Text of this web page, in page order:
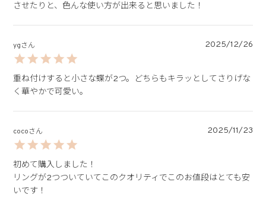
させたりと、色んな使い方が出来ると思いました！
yg 2025/12/26
重ね付けすると小さな蝶が2つ。どちらもキラッとしてさりげな
く華やかで可愛い。
coco 2025/11/23
初めて購入しました！
リングが2つついていてこのクオリティでこのお値段はとても安
いです！